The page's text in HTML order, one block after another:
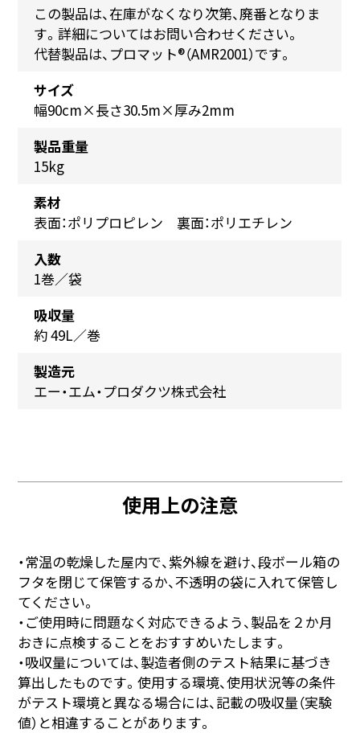
この製品は、在庫がなくなり次第、廃番となりま
す。詳細についてはお問い合わせください。
代替製品は、プロマット®（AMR2001）です。
サイズ
幅90cm×長さ30.5m×厚み2mm
製品重量
15kg
素材
表面：ポリプロピレン 裏面：ポリエチレン
入数
1巻／袋
吸収量
約 49L／巻
製造元
エー・エム・プロダクツ株式会社
使用上の注意
・常温の乾燥した屋内で、紫外線を避け、段ボール箱の
フタを閉じて保管するか、不透明の袋に入れて保管し
てください。
・ご使用時に問題なく対応できるよう、製品を２か月
おきに点検することをおすすめいたします。
・吸収量については、製造者側のテスト結果に基づき
算出したものです。使用する環境、使用状況等の条件
がテスト環境と異なる場合には、記載の吸収量（実験
値）と相違することがあります。